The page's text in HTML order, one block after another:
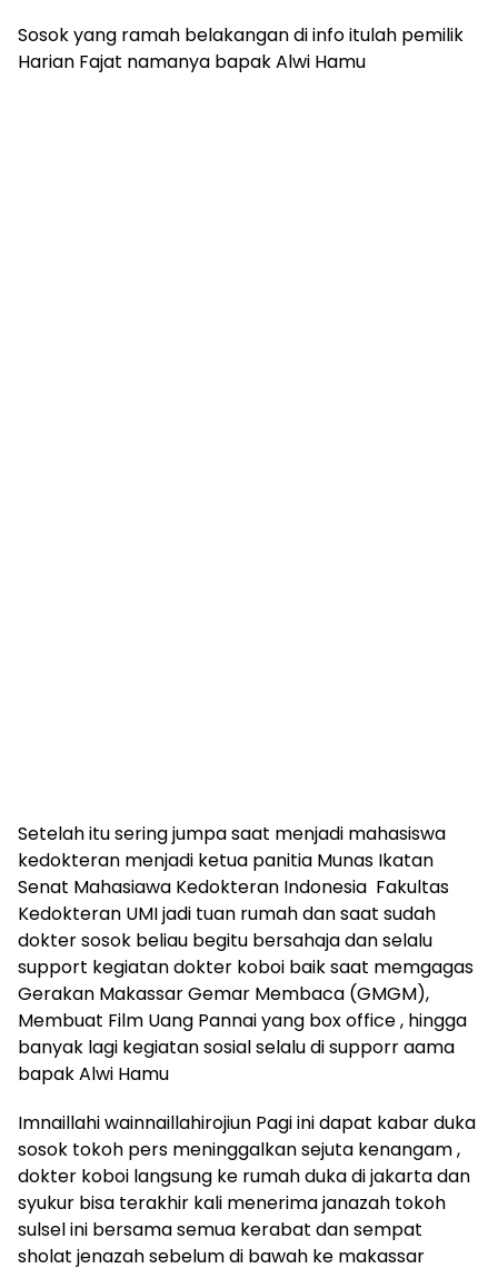
Sosok yang ramah belakangan di info itulah pemilik
Harian Fajat namanya bapak Alwi Hamu
Setelah itu sering jumpa saat menjadi mahasiswa
kedokteran menjadi ketua panitia Munas Ikatan
Senat Mahasiawa Kedokteran Indonesia Fakultas
Kedokteran UMI jadi tuan rumah dan saat sudah
dokter sosok beliau begitu bersahaja dan selalu
support kegiatan dokter koboi baik saat memgagas
Gerakan Makassar Gemar Membaca (GMGM),
Membuat Film Uang Pannai yang box office , hingga
banyak lagi kegiatan sosial selalu di supporr aama
bapak Alwi Hamu
Imnaillahi wainnaillahirojiun Pagi ini dapat kabar duka
sosok tokoh pers meninggalkan sejuta kenangam ,
dokter koboi langsung ke rumah duka di jakarta dan
syukur bisa terakhir kali menerima janazah tokoh
sulsel ini bersama semua kerabat dan sempat
sholat jenazah sebelum di bawah ke makassar